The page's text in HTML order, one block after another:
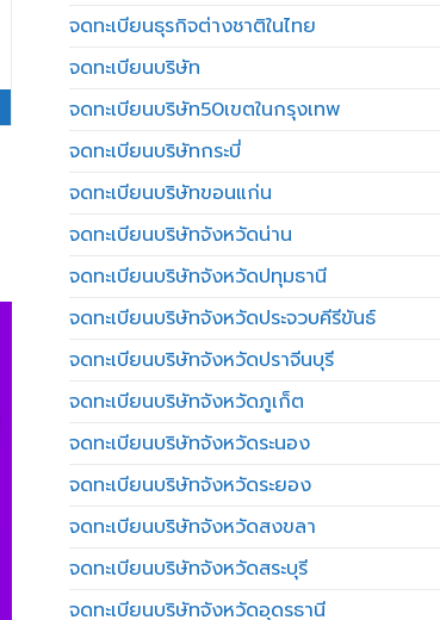
จดทะเบียนธุรกิจต่างชาติในไทย
จดทะเบียนบริษัท
จดทะเบียนบริษัท50เขตในกรุงเทพ
จดทะเบียนบริษัทกระบี่
จดทะเบียนบริษัทขอนแก่น
จดทะเบียนบริษัทจังหวัดน่าน
จดทะเบียนบริษัทจังหวัดปทุมธานี
จดทะเบียนบริษัทจังหวัดประจวบคีรีขันธ์
จดทะเบียนบริษัทจังหวัดปราจีนบุรี
จดทะเบียนบริษัทจังหวัดภูเก็ต
จดทะเบียนบริษัทจังหวัดระนอง
จดทะเบียนบริษัทจังหวัดระยอง
จดทะเบียนบริษัทจังหวัดสงขลา
จดทะเบียนบริษัทจังหวัดสระบุรี
จดทะเบียนบริษัทจังหวัดอุดรธานี